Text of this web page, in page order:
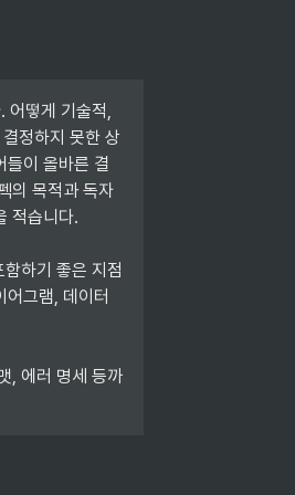
떻게 기술적,
정하지 못한 상
들이 올바른 결
의 목적과 독자
적습니다.
하기 좋은 지점
그램, 데이터
, 에러 명세 등까